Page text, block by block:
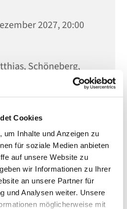
Cookies
um Inhalte und Anzeigen zu
für soziale Medien anbieten
auf unsere Website zu
wir Informationen zu Ihrer
an unsere Partner für
und Analysen weiter. Unsere
möglicherweise mit
2027, 20:00
Schöneberg,